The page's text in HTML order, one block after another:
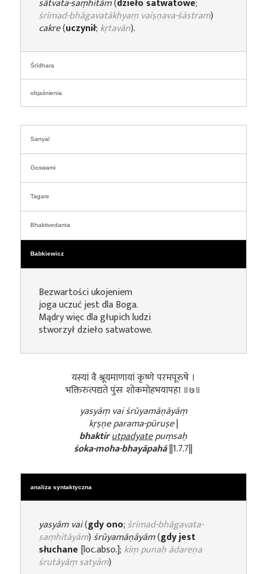
śrīmad-bhāgavatākhyaṃ vaiṣṇava-śāstram)
cakre(uczynił; kṛtavān).
Śrīdhara
objaśnienia
Sanyal
Goswami
Tagare
Bhaktivedanta
Babkiewicz
Bezwartości ukojeniem
joga uczuć jest dla Boga.
Mądry więc dla głupich ludzi
stworzył dzieło satwatowe.
यस्यां वै श्रूयमाणायां कृष्णे परमपूरुषे ।
भक्तिरुत्पद्यते पुंसः शोकमोहभयापहा ॥७॥
yasyāṃ vai śrūyamāṇāyāṃ
kṛṣṇe parama-pūruṣe|
bhaktirutpadyatepuṃsaḥ
śoka-moha-bhayāpahā||1.7.7||
analiza syntaktyczna
yasyām vai(gdy ono; śrīmad-bhāgavata-
saṃhitāyām)śrūyamāṇāyām(gdy jest
słuchane [loc.abso.]; kiṃ punaḥ ādareṇa
śrutāyāṃ satyām)